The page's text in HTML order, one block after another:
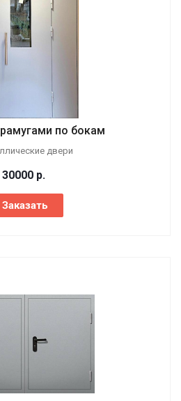
по бокам
двери
30000 р.
Заказать